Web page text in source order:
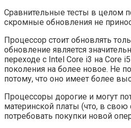
Сравнительные тесты в целом
скромные обновления не
Процессор стоит обновлять
обновление является
переходе с Intel Core i3 на Core
поколения на более новое. Не
потому, что оно имеет более
Процессоры дорогие и могут
материнской платы (что, в
потребовать покупки новой